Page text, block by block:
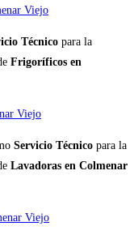
Viejo
Técnico para la
Frigoríficos en
Viejo
Servicio Técnico para la
Lavadoras en Colmenar
Viejo